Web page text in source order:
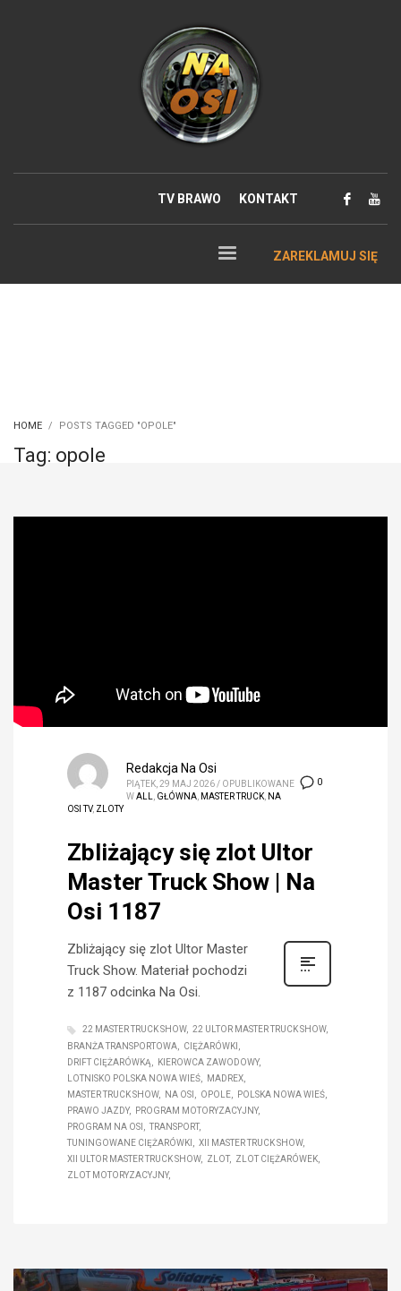
TV BRAWO KONTAKT
ZAREKLAMUJ SIĘ
HOME POSTS TAGGED "OPOLE"
Tag: opole
0
Redakcja Na Osi
PIĄTEK, 29 MAJ 2026/ OPUBLIKOWANE
WALL, GŁÓWNA, MASTER TRUCK, NA
OSI TV, ZLOTY
Zbliżający się zlot Ultor
Master Truck Show | Na
Osi 1187
Zbliżający się zlot Ultor Master
Truck Show. Materiał pochodzi
z 1187 odcinka Na Osi.
22 MASTER TRUCK SHOW
22 ULTOR MASTER TRUCK SHOW
BRANŻA TRANSPORTOWA
CIĘŻARÓWKI
DRIFT CIĘŻARÓWKĄ
KIEROWCA ZAWODOWY
LOTNISKO POLSKA NOWA WIEŚ
MADREX
MASTER TRUCK SHOW
NA OSI OPOLE
POLSKA NOWA WIEŚ
PRAWO JAZDY
PROGRAM MOTORYZACYJNY
PROGRAM NA OSI
TRANSPORT
TUNINGOWANE CIĘŻARÓWKI
XII MASTER TRUCK SHOW
XII ULTOR MASTER TRUCK SHOW
ZLOT
ZLOT CIĘŻARÓWEK
ZLOT MOTORYZACYJNY